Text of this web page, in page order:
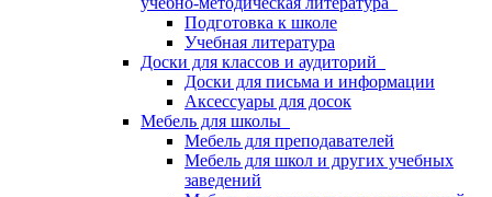
Подготовка к школе
Учебная литература
Доски для классов и аудиторий
Доски для письма и информации
Аксессуары для досок
Мебель для школы
Мебель для преподавателей
Мебель для школ и других учебных
заведений